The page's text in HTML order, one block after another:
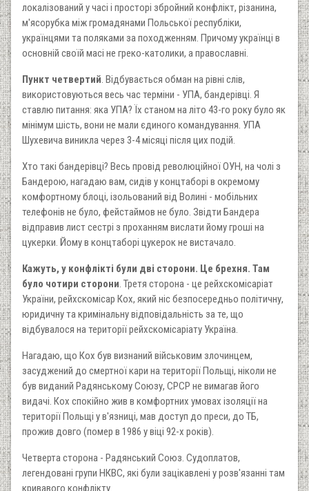
локалізований у часі і просторі збройний конфлікт, різанина,
м'ясорубка між громадянами Польської республіки,
українцями та поляками за походженням. Причому українці в
основній своїй масі не греко-католики, а православні.
Пункт четвертий. Відбувається обман на рівні слів,
використовуються весь час терміни - УПА, бандерівці. Я
ставлю питання: яка УПА? Їх станом на літо 43-го року було як
мінімум шість, вони не мали єдиного командування. УПА
Шухевича виникла через 3-4 місяці після цих подій.
Хто такі бандерівці? Весь провід революційної ОУН, на чолі з
Бандерою, нагадаю вам, сидів у концтаборі в окремому
комфортному блоці, ізольований від Волині - мобільних
телефонів не було, фейстаймов не було. Звідти Бандера
відправив лист сестрі з проханням вислати йому гроші на
цукерки. Йому в концтаборі цукерок не вистачало.
Кажуть, у конфлікті були дві сторони. Це брехня. Там
було чотири сторони. Третя сторона - це рейхскомісаріат
України, рейхскомісар Кох, який ніс безпосередньо політичну,
юридичну та кримінальну відповідальність за те, що
відбувалося на території рейхскомісаріату Україна.
Нагадаю, що Кох був визнаний військовим злочинцем,
засуджений до смертної кари на території Польщі, ніколи не
був виданий Радянському Союзу, СРСР не вимагав його
видачі. Кох спокійно жив в комфортних умовах ізоляції на
території Польщі у в'язниці, мав доступ до преси, до ТБ,
прожив довго (помер в 1986 у віці 92-х років).
Четверта сторона - Радянський Союз. Судоплатов,
легендовані групи НКВС, які були зацікавлені у розв'язанні там
кривавого конфлікту.